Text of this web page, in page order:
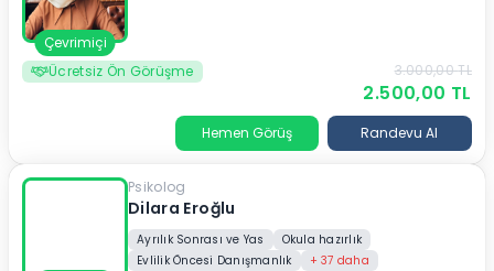
Çevrimiçi
Ücretsiz Ön Görüşme 3.000,00TL
2.500,00 TL
Hemen Görüş Randevu Al
Dilara Eroğlu
Psikolog
Ayrılık Sonrası ve Yas
Okula hazırlık
Evlilik Öncesi Danışmanlık
+ 37 daha